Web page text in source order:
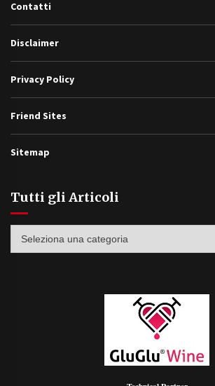
Contatti
Disclaimer
Privacy Policy
Friend Sites
Sitemap
Tutti gli Articoli